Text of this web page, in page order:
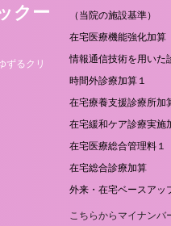
（当院の施設基準）
在宅医療機能強化加算
情報通信技術を用いた
時間外診療加算１
在宅療養支援診療所加
在宅緩和ケア診療実施
在宅医療総合管理料１
在宅総合診療加算
外来・在宅ベースアッ
こちらからマイナン
クー
ずるクリ